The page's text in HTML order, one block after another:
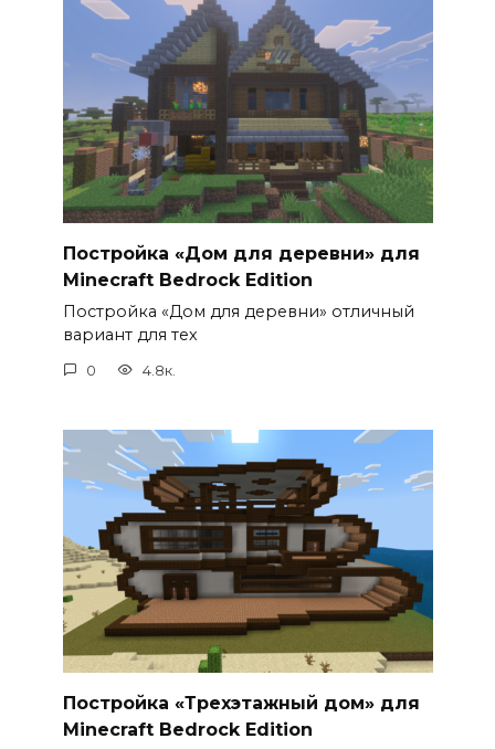
Постройка «Дом для деревни» для
Minecraft Bedrock Edition
Постройка «Дом для деревни» отличный
вариант для тех
0 4.8к.
Постройка «Трехэтажный дом» для
Minecraft Bedrock Edition